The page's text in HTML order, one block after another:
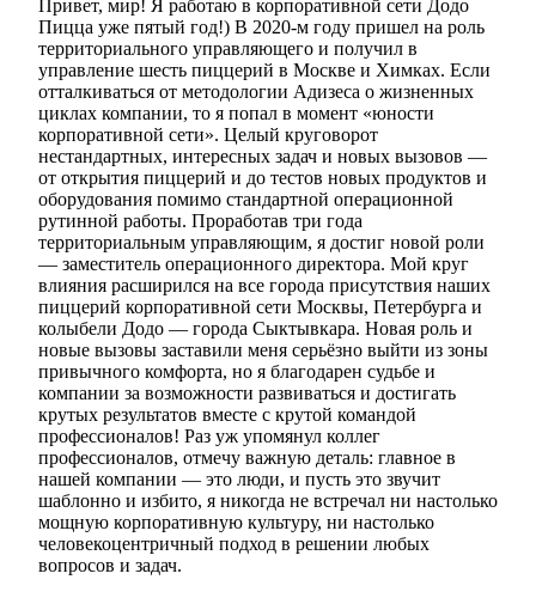
Привет, мир! Я работаю в корпоративной сети Додо
Пицца уже пятый год!) В 2020-м году пришел на роль
территориального управляющего и получил в
управление шесть пиццерий в Москве и Химках. Если
отталкиваться от методологии Адизеса о жизненных
циклах компании, то я попал в момент «юности
корпоративной сети». Целый круговорот
нестандартных, интересных задач и новых вызовов —
от открытия пиццерий и до тестов новых продуктов и
оборудования помимо стандартной операционной
рутинной работы. Проработав три года
территориальным управляющим, я достиг новой роли
— заместитель операционного директора. Мой круг
влияния расширился на все города присутствия наших
пиццерий корпоративной сети Москвы, Петербурга и
колыбели Додо — города Сыктывкара. Новая роль и
новые вызовы заставили меня серьёзно выйти из зоны
привычного комфорта, но я благодарен судьбе и
компании за возможности развиваться и достигать
крутых результатов вместе с крутой командой
профессионалов! Раз уж упомянул коллег
профессионалов, отмечу важную деталь: главное в
нашей компании — это люди, и пусть это звучит
шаблонно и избито, я никогда не встречал ни настолько
мощную корпоративную культуру, ни настолько
человекоцентричный подход в решении любых
вопросов и задач.